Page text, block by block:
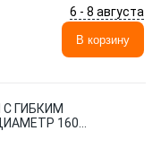
6 - 8 августа
В корзину
ГИБКИМ
160
AS-